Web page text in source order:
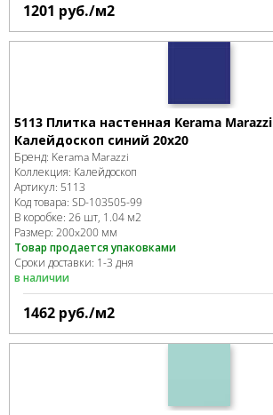
1201 руб./м2
5113 Плитка настенная Kerama Marazzi
Калейдоскоп синий 20x20
Бренд: Kerama Marazzi
Коллекция: Калейдоскоп
Артикул: 5113
Код товара: SD-103505-99
В коробке: 26 шт, 1.04 м2
Размер: 200x200 мм
Товар продается упаковками
Сроки доставки: 1-3 дня
в наличии
1462 руб./м2